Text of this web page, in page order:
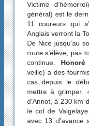
Victime
général) est le
11 coureurs qui
Anglais verront la
De Nice jusqu’au
route s’élève, pas
continue. Honoré
veille) a des
cas depuis le
mettre à
d’Annot, à 230 km
le col de
avec 13’ d’avance